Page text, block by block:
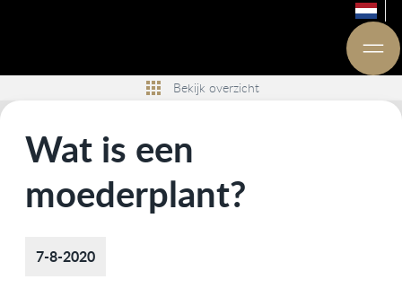
Bekijk overzicht
Wat is een
moederplant?
7-8-2020